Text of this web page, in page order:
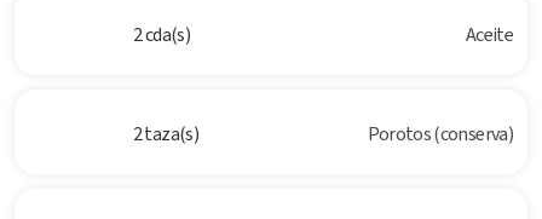
2 cda(s) Aceite
2 taza(s) Porotos (conserva)